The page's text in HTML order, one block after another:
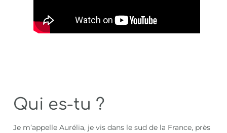
Qui es-tu ?
Je m’appelle Aurélia, je vis dans le sud de la France, près